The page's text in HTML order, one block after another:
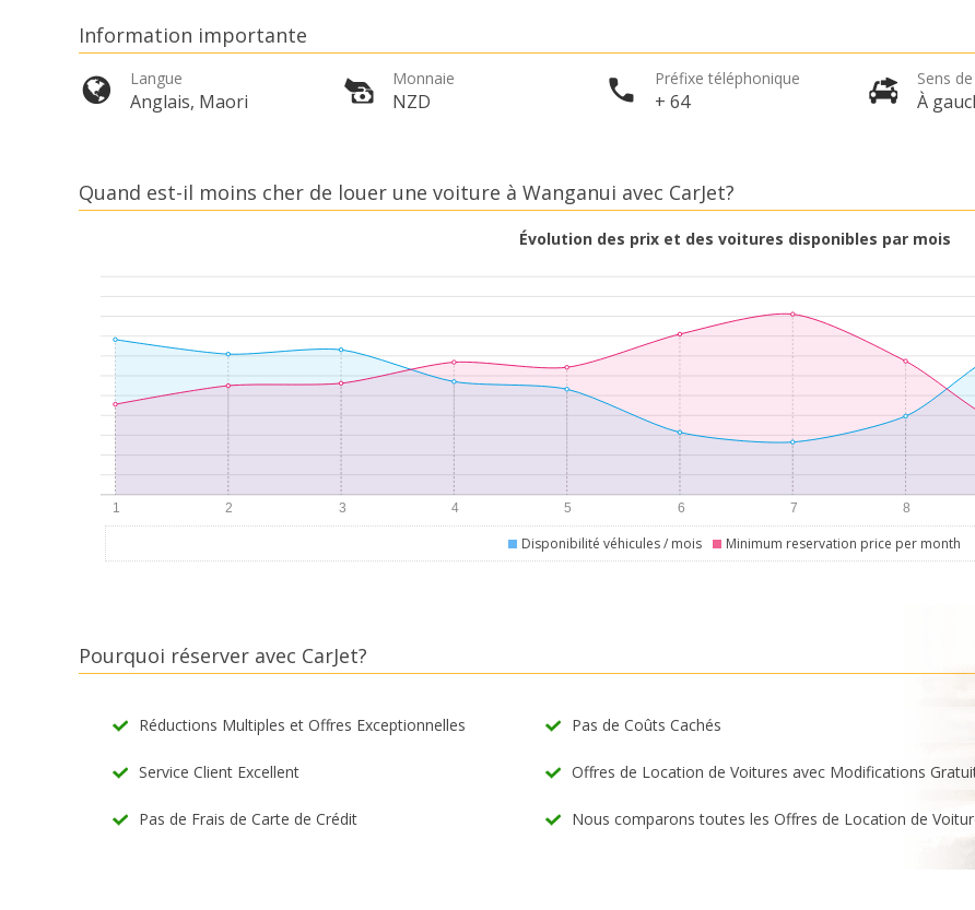
Information importante
Langue
Anglais, Maori
Monnaie
NZD
Préfixe téléphonique
+ 64
Sens
À
Quand est-il moins cher de louer une voiture à Wanganui avec CarJet?
Évolution des prix et des voitures disponibles par mois
Disponibilité véhicules / mois Minimum reservation price per month
Pourquoi réserver avec CarJet?
Réductions Multiples et Offres Exceptionnelles Pas de Coûts Cachés
Service Client Excellent Offres de Location de Voitures avec Modifications
Pas de Frais de Carte de Crédit Nous comparons toutes les Offres de Location de